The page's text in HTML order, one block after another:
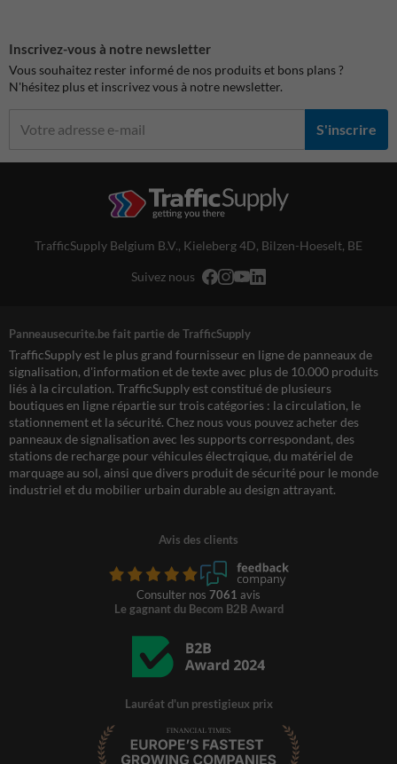
Inscrivez-vous à notre newsletter
Vous souhaitez rester informé de nos produits et bons plans ?
N'hésitez plus et inscrivez vous à notre newsletter.
S'inscrire
TrafficSupply Belgium B.V., Kieleberg 4D, Bilzen-Hoeselt, BE
Suivez nous
Panneausecurite.be fait partie de TrafficSupply
TrafficSupply est le plus grand fournisseur en ligne de panneaux de
signalisation, d'information et de texte avec plus de 10.000 produits
liés à la circulation. TrafficSupply est constitué de plusieurs
boutiques en ligne répartie sur trois catégories : la circulation, le
stationnement et la sécurité. Chez nous vous pouvez acheter des
panneaux de signalisation avec les supports correspondant, des
stations de recharge pour véhicules électrqique, du matériel de
marquage au sol, ainsi que divers produit de sécurité pour le monde
industriel et du mobilier urbain durable au design attrayant.
Avis des clients
Consulter nos 7061 avis
Le gagnant du Becom B2B Award
Lauréat d'un prestigieux prix